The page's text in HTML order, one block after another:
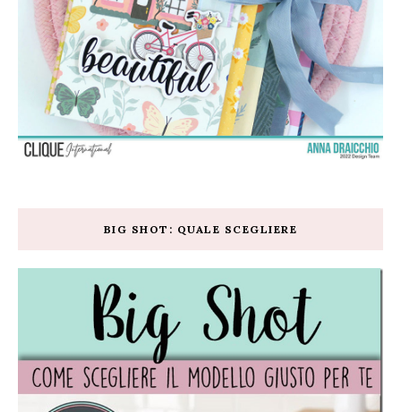
BIG SHOT: QUALE SCEGLIERE